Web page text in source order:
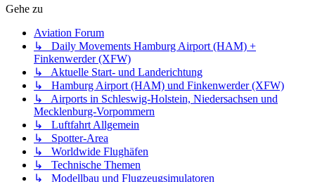
Gehe zu
Aviation Forum
↳ Daily Movements Hamburg Airport (HAM) +
Finkenwerder (XFW)
↳ Aktuelle Start- und Landerichtung
↳ Hamburg Airport (HAM) und Finkenwerder (XFW)
↳ Airports in Schleswig-Holstein, Niedersachsen und
Mecklenburg-Vorpommern
↳ Luftfahrt Allgemein
↳ Spotter-Area
↳ Worldwide Flughäfen
↳ Technische Themen
↳ Modellbau und Flugzeugsimulatoren